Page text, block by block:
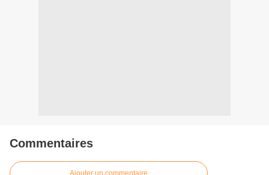
Commentaires
Ajouter un commentaire